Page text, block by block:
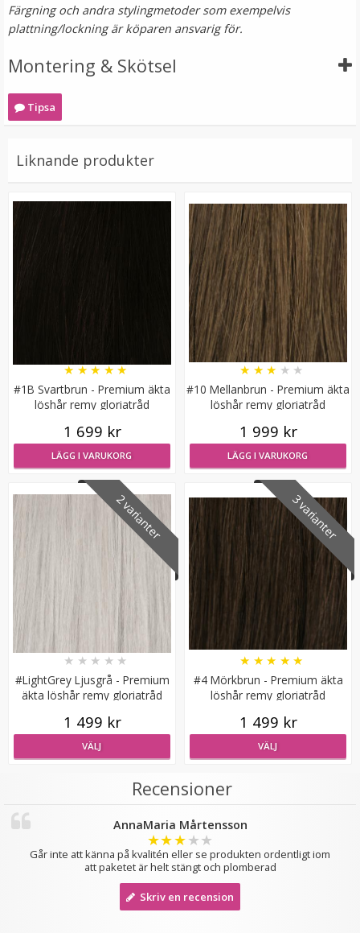
Syntetiskt löshår Gloriatråd rakt - Mellanblond #22/613
Mizzy Tangler brush - Leopardmönster rosa
LÄGG I VARUKORG
Rundad tång för isättning av microringar - Svart
149 kr
249 kr
LÄGG I VARUKORG
Färgning och andra stylingmetoder som exempelvis
plattning/lockning är köparen ansvarig för.
Montering & Skötsel
Tipsa
Liknande produkter
#1B Svartbrun - Premium äkta
löshår remy gloriatråd
★★★★★
1 699 kr
LÄGG I VARUKORG
#10 Mellanbrun - Premium äkta
löshår remy gloriatråd
★ ★ ★ ★ ★
1 999 kr
LÄGG I VARUKORG
2 varianter
#LightGrey Ljusgrå - Premium
äkta löshår remy gloriatråd
★ ★ ★ ★ ★
1 499 kr
VÄLJ
3 varianter
#4 Mörkbrun - Premium äkta
löshår remy gloriatråd
★ ★ ★ ★ ★
1 499 kr
VÄLJ
Recensioner
AnnaMaria Mårtensson
★★★★★
Går inte att känna på kvalitén eller se produkten ordentligt iom
att paketet är helt stängt och plomberad
Skriv en recension